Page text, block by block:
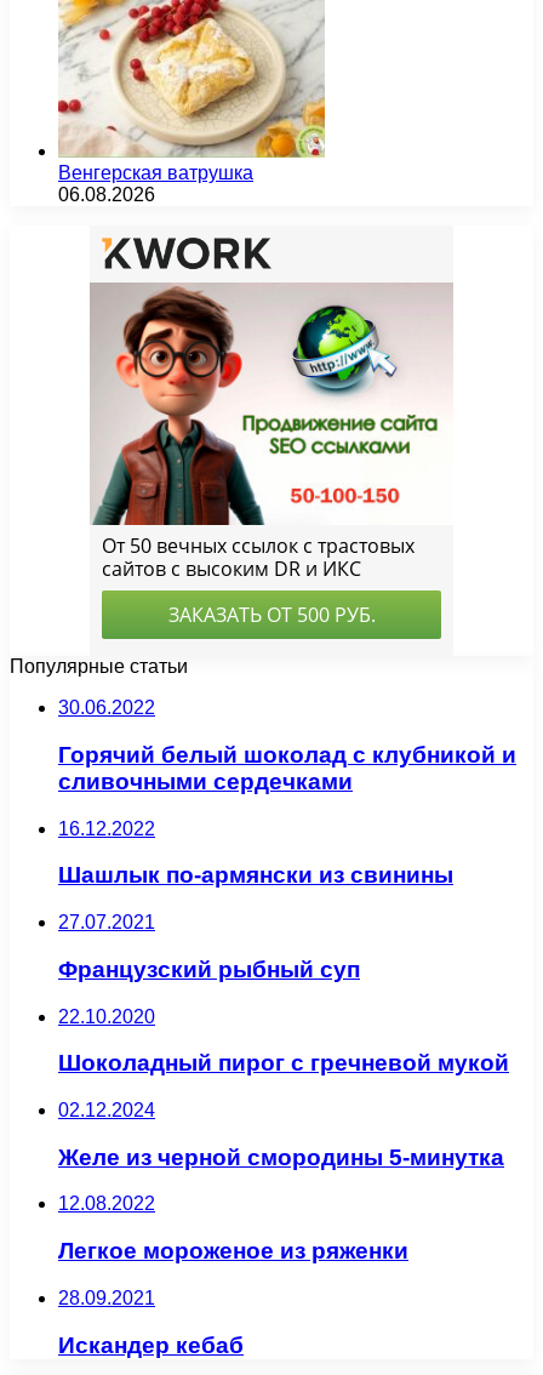
Венгерская ватрушка
06.08.2026
Популярные статьи
30.06.2022
Горячий белый шоколад с клубникой и
сливочными сердечками
16.12.2022
Шашлык по-армянски из свинины
27.07.2021
Французский рыбный суп
22.10.2020
Шоколадный пирог с гречневой мукой
02.12.2024
Желе из черной смородины 5-минутка
12.08.2022
Легкое мороженое из ряженки
28.09.2021
Искандер кебаб